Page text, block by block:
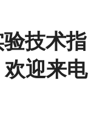
技术指
迎来电